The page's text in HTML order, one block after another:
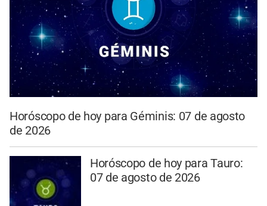
Horóscopo de hoy para Géminis: 07 de agosto
de 2026
Horóscopo de hoy para Tauro:
07 de agosto de 2026